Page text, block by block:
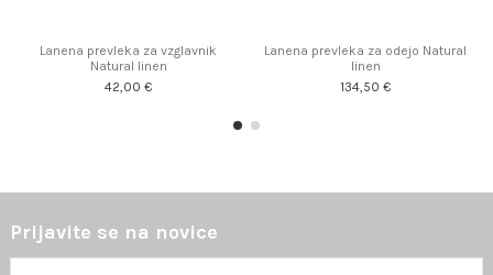
Lanena prevleka za vzglavnik
Natural linen
42,00 €
Lanena prevleka za odejo Natural
linen
134,50 €
Prijavite se na novice